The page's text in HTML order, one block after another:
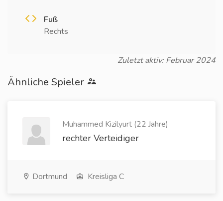
Fuß
Rechts
Zuletzt aktiv: Februar 2024
Ähnliche Spieler
Muhammed Kizilyurt (22 Jahre)
rechter Verteidiger
Dortmund Kreisliga C